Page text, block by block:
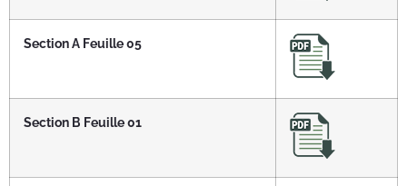
Section A Feuille 05
Section B Feuille 01